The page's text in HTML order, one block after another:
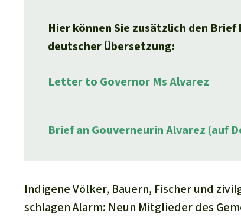
Hier können Sie zusätzlich den
deutscher Übersetzung:
Letter to Governor Ms Alvarez
Brief an Gouverneurin Alvarez (auf
Indigene Völker, Bauern, Fischer und
schlagen Alarm: Neun Mitglieder des